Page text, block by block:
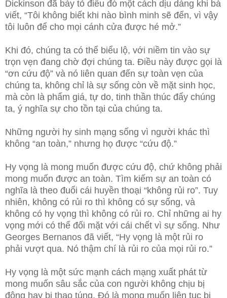
Dickinson đã bày tỏ điều đó một cách dịu dàng khi bà
viết, “Tôi không biết khi nào bình minh sẽ đến, vì vậy
tôi luôn để cho mọi cánh cửa được hé mở.”
Khi đó, chúng ta có thể biểu lộ, với niềm tin vào sự
trọn vẹn đang chờ đợi chúng ta. Điều này được gọi là
“ơn cứu độ” và nó liên quan đến sự toàn vẹn của
chúng ta, không chỉ là sự sống còn về mặt sinh học,
mà còn là phẩm giá, tự do, tinh thần thúc đẩy chúng
ta, ý nghĩa sự cho tồn tại của chúng ta.
Những người hy sinh mạng sống vì người khác thì
không “an toàn,” nhưng họ được “cứu độ.”
Hy vọng là mong muốn được cứu độ, chứ không phải
mong muốn được an toàn. Tìm kiếm sự an toàn có
nghĩa là theo đuổi cái huyền thoại “không rủi ro”. Tuy
nhiên, không có rủi ro thì không có sự sống, và
không có hy vọng thì không có rủi ro. Chỉ những ai hy
vọng mới có thể đối mặt với cái chết vì sự sống. Như
Georges Bernanos đã viết, “Hy vọng là một rủi ro
phải vượt qua. Nó thậm chí là rủi ro của mọi rủi ro.”
Hy vọng là một sức mạnh cách mạng xuất phát từ
mong muốn sâu sắc của con người không chịu bị
động hay bị thao túng. Đó là mong muốn liên tục bị